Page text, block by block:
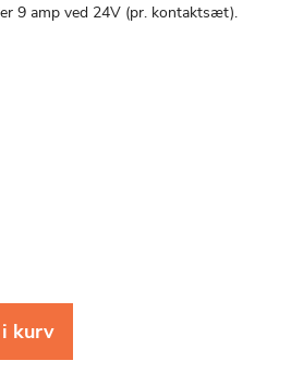
9 amp ved 24V (pr. kontaktsæt).
kurv